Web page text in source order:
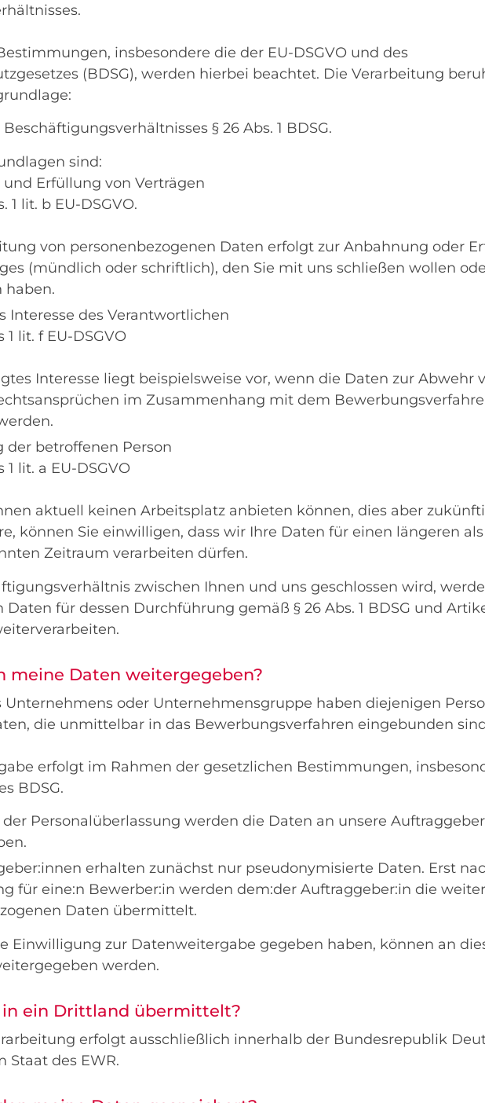
insbesondere die der EU-DSGVO und des
(BDSG), werden hierbei beachtet. Die Verarbeitung
§ 26 Abs. 1 BDSG.
sind:
Erfüllung von Verträgen
1 lit. b EU-DSGVO.
von personenbezogenen Daten erfolgt zur Anbahnung oder
(mündlich oder schriftlich), den Sie mit uns schließen wollen
haben.
Interesse des Verantwortlichen
lit. f EU-DSGVO
Interesse liegt beispielsweise vor, wenn die Daten zur Abwehr
im Zusammenhang mit dem
der betroffenen Person
lit. a EU-DSGVO
aktuell keinen Arbeitsplatz anbieten können, dies aber
können Sie einwilligen, dass wir Ihre Daten für einen längeren
Zeitraum verarbeiten dürfen.
zwischen Ihnen und uns geschlossen wird,
für dessen Durchführung gemäß § 26 Abs. 1 BDSG und
meine Daten weitergegeben?
Unternehmens oder Unternehmensgruppe haben diejenigen
die unmittelbar in das Bewerbungsverfahren eingebunden
erfolgt im Rahmen der gesetzlichen Bestimmungen,
BDSG.
Personalüberlassung werden die Daten an unsere
erhalten zunächst nur pseudonymisierte Daten. Erst
für eine:n Bewerber:in werden dem:der Auftraggeber:in die
Daten übermittelt.
Einwilligung zur Datenweitergabe gegeben haben, können an
werden.
ein Drittland übermittelt?
erfolgt ausschließlich innerhalb der Bundesrepublik
Staat des EWR.